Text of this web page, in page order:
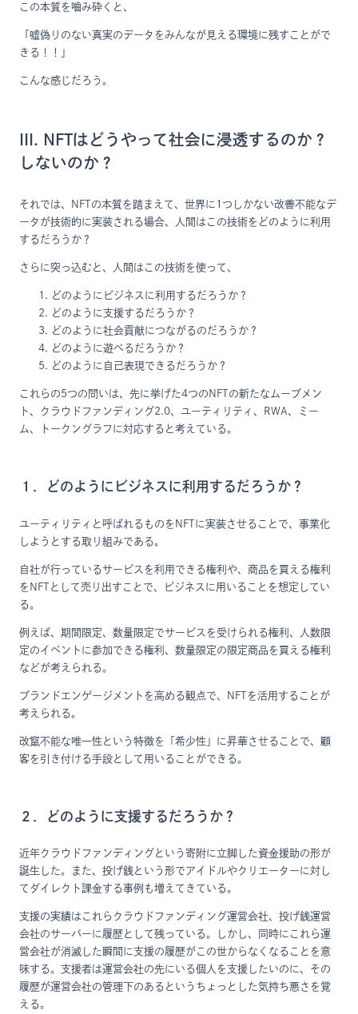
この本質を嚙み砕くと、
「嘘偽りのない真実のデータをみんなが見える環境に残すことがで
きる！！」
こんな感じだろう。
III. NFTはどうやって社会に浸透するのか？
しないのか？
それでは、NFTの本質を踏まえて、世界に1つしかない改善不能なデ
ータが技術的に実装される場合、人間はこの技術をどのように利用
するだろうか？
さらに突っ込むと、人間はこの技術を使って、
どのようにビジネスに利用するだろうか？
どのように支援するだろうか？
どのように社会貢献につながるのだろうか？
どのように遊べるだろうか？
どのように自己表現できるだろうか？
これらの5つの問いは、先に挙げた4つのNFTの新たなムーブメン
ト、クラウドファンディング2.0、ユーティリティ、RWA、ミー
ム、トークングラフに対応すると考えている。
１．どのようにビジネスに利用するだろうか？
ユーティリティと呼ばれるものをNFTに実装させることで、事業化
しようとする取り組みである。
自社が行っているサービスを利用できる権利や、商品を買える権利
をNFTとして売り出すことで、ビジネスに用いることを想定してい
る。
例えば、期間限定、数量限定でサービスを受けられる権利、人数限
定のイベントに参加できる権利、数量限定の限定商品を買える権利
などが考えられる。
ブランドエンゲージメントを高める観点で、NFTを活用することが
考えられる。
改竄不能な唯一性という特徴を「希少性」に昇華させることで、顧
客を引き付ける手段として用いることができる。
２．どのように支援するだろうか？
近年クラウドファンディングという寄附に立脚した資金援助の形が
誕生した。また、投げ銭という形でアイドルやクリエーターに対し
てダイレクト課金する事例も増えてきている。
支援の実績はこれらクラウドファンディング運営会社、投げ銭運営
会社のサーバーに履歴として残っている。しかし、同時にこれら運
営会社が消滅した瞬間に支援の履歴がこの世からなくなることを意
味する。支援者は運営会社の先にいる個人を支援したいのに、その
履歴が運営会社の管理下のあるというちょっとした気持ち悪さを覚
える。